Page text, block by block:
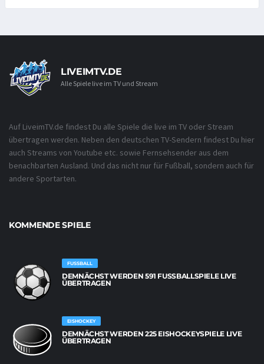
LIVEIMTV.DE
Alle Spiele live im TV und Stream
Auf LiveimTV.de findest Du alle Spiele die live im TV oder Stream
übertragen werden. Neben den deutschen TV-Sendern findest Du hier
auch Streams von Youtube etc. sowie Fernsehsender aus dem
benachbarten Ausland. Und das nicht nur für Fußball, sondern auch für
andere Sportarten.
KOMMENDE SPIELE
FUSSBALL
DEMNÄCHST WERDEN 591 FUSSBALLSPIELE LIVE Ü
BERTRAGEN
EISHOCKEY
DEMNÄCHST WERDEN 225 EISHOCKEYSPIELE LIVE
ÜBERTRAGEN